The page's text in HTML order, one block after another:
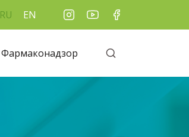
RU EN
Фармаконадзор